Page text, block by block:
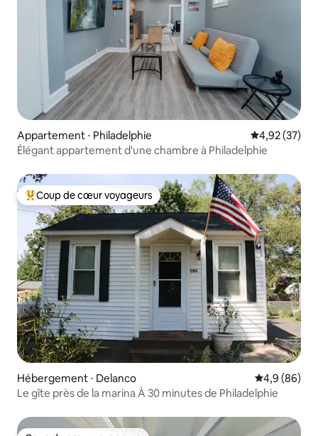
Appartement ⋅ Philadelphie Évaluation
4,92 (37)
Élégant appartement d'une chambre à Philadelphie
Coups de cœur voyageurs les plus appréciés
Coup de cœur voyageurs
Hébergement ⋅ Delanco Évaluation
4,9 (86)
Le gîte près de la marina À 30 minutes de Philadelphie